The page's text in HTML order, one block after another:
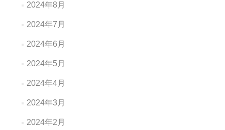
2024年8月
2024年7月
2024年6月
2024年5月
2024年4月
2024年3月
2024年2月